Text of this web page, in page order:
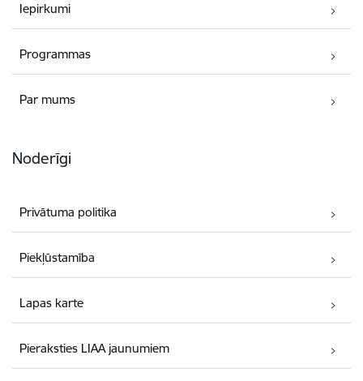
Iepirkumi
Programmas
Par mums
Noderīgi
Privātuma politika
Piekļūstamība
Lapas karte
Pieraksties LIAA jaunumiem